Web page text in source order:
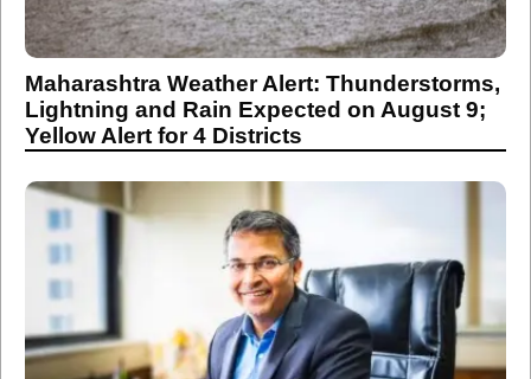
Maharashtra Weather Alert: Thunderstorms,
Lightning and Rain Expected on August 9;
Yellow Alert for 4 Districts